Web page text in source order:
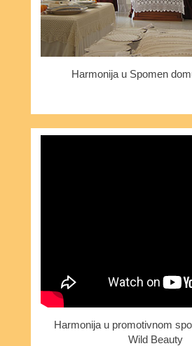
Harmonija u Spomen
Harmonija u promotivnom
Wild Beauty